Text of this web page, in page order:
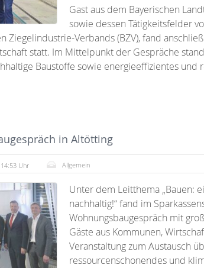
Gast aus dem Bayerischen
sowie dessen Tätigkeitsfelder
Ziegelindustrie-Verbands (BZV), fand
statt. Im Mittelpunkt der Gespräche
Baustoffe sowie energieeffizientes und
in Altötting
Uhr Allgemein
Unter dem Leitthema „Bauen:
nachhaltig!“ fand im
Wohnungsbaugespräch mit
Gäste aus Kommunen,
Veranstaltung zum Austausch
ressourcenschonendes und